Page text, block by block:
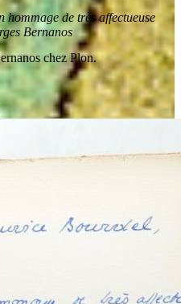
hommage de très affectueuse
Bernanos
chez Plon.